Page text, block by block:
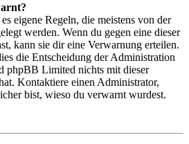
eigene Regeln, die meistens von der
werden. Wenn du gegen eine dieser
kann sie dir eine Verwarnung erteilen.
die Entscheidung der Administration
phpBB Limited nichts mit dieser
Kontaktiere einen Administrator,
bist, wieso du verwarnt wurdest.